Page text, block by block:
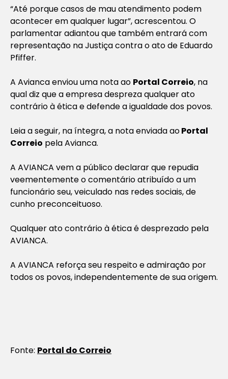
“Até porque casos de mau atendimento podem
acontecer em qualquer lugar”, acrescentou. O
parlamentar adiantou que também entrará com
representação na Justiça contra o ato de Eduardo
Pfiffer.
A Avianca enviou uma nota ao Portal Correio, na
qual diz que a empresa despreza qualquer ato
contrário à ética e defende a igualdade dos povos.
Leia a seguir, na íntegra, a nota enviada aoPortal
Correio pela Avianca.
A AVIANCA vem a público declarar que repudia
veementemente o comentário atribuído a um
funcionário seu, veiculado nas redes sociais, de
cunho preconceituoso.
Qualquer ato contrário à ética é desprezado pela
AVIANCA.
A AVIANCA reforça seu respeito e admiração por
todos os povos, independentemente de sua origem.
Fonte: Portal do Correio